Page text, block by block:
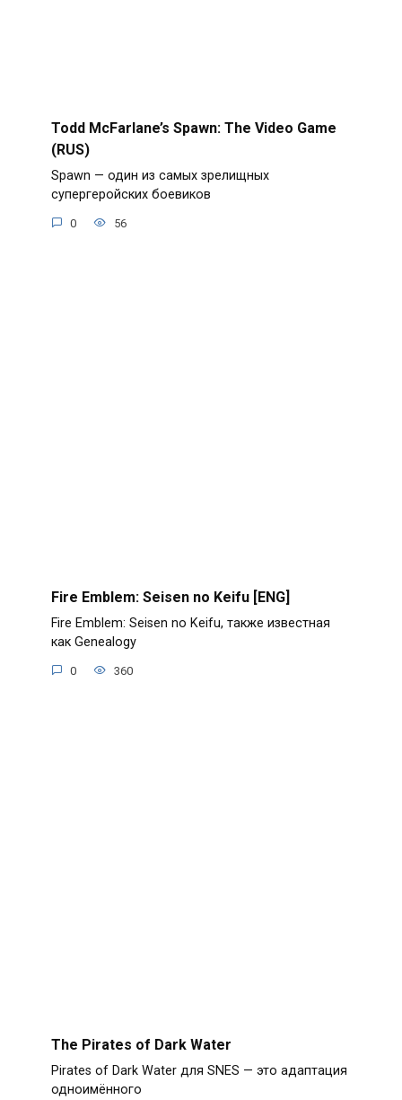
Todd McFarlane’s Spawn: The Video Game
(RUS)
Spawn — один из самых зрелищных
супергеройских боевиков
0 56
Fire Emblem: Seisen no Keifu [ENG]
Fire Emblem: Seisen no Keifu, также известная
как Genealogy
0 360
The Pirates of Dark Water
Pirates of Dark Water для SNES — это адаптация
одноимённого